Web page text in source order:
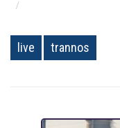
live trannos